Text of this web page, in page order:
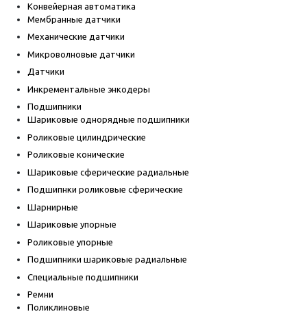
Конвейерная автоматика
Мембранные датчики
Механические датчики
Микроволновые датчики
Датчики
Инкрементальные энкодеры
Подшипники
Шариковые однорядные подшипники
Роликовые цилиндрические
Роликовые конические
Шариковые сферические радиальные
Подшипнки роликовые сферические
Шарнирные
Шариковые упорные
Роликовые упорные
Подшипники шариковые радиальные
Специальные подшипники
Ремни
Поликлиновые